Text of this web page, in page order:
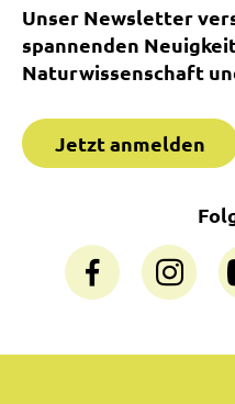
Unser Newsletter
spannenden
Naturwissenschaft
Jetzt anmelden